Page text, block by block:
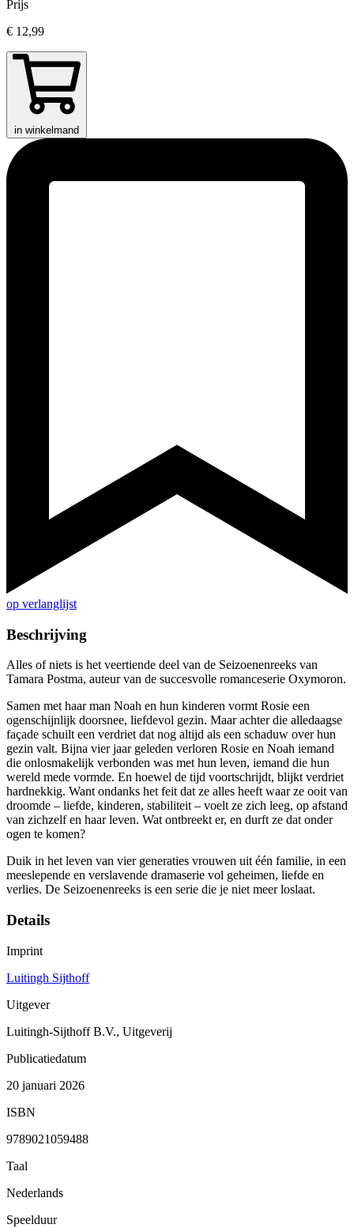
Prijs
€ 12,99
in winkelmand
op verlanglijst
Beschrijving
Alles of niets is het veertiende deel van de Seizoenenreeks van
Tamara Postma, auteur van de succesvolle romanceserie Oxymoron.
Samen met haar man Noah en hun kinderen vormt Rosie een
ogenschijnlijk doorsnee, liefdevol gezin. Maar achter die alledaagse
façade schuilt een verdriet dat nog altijd als een schaduw over hun
gezin valt. Bijna vier jaar geleden verloren Rosie en Noah iemand
die onlosmakelijk verbonden was met hun leven, iemand die hun
wereld mede vormde. En hoewel de tijd voortschrijdt, blijkt verdriet
hardnekkig. Want ondanks het feit dat ze alles heeft waar ze ooit van
droomde – liefde, kinderen, stabiliteit – voelt ze zich leeg, op afstand
van zichzelf en haar leven. Wat ontbreekt er, en durft ze dat onder
ogen te komen?
Duik in het leven van vier generaties vrouwen uit één familie, in een
meeslepende en verslavende dramaserie vol geheimen, liefde en
verlies. De Seizoenenreeks is een serie die je niet meer loslaat.
Details
Imprint
Luitingh Sijthoff
Uitgever
Luitingh-Sijthoff B.V., Uitgeverij
Publicatiedatum
20 januari 2026
ISBN
9789021059488
Taal
Nederlands
Speelduur